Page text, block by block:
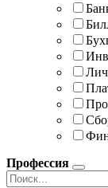
Профессия